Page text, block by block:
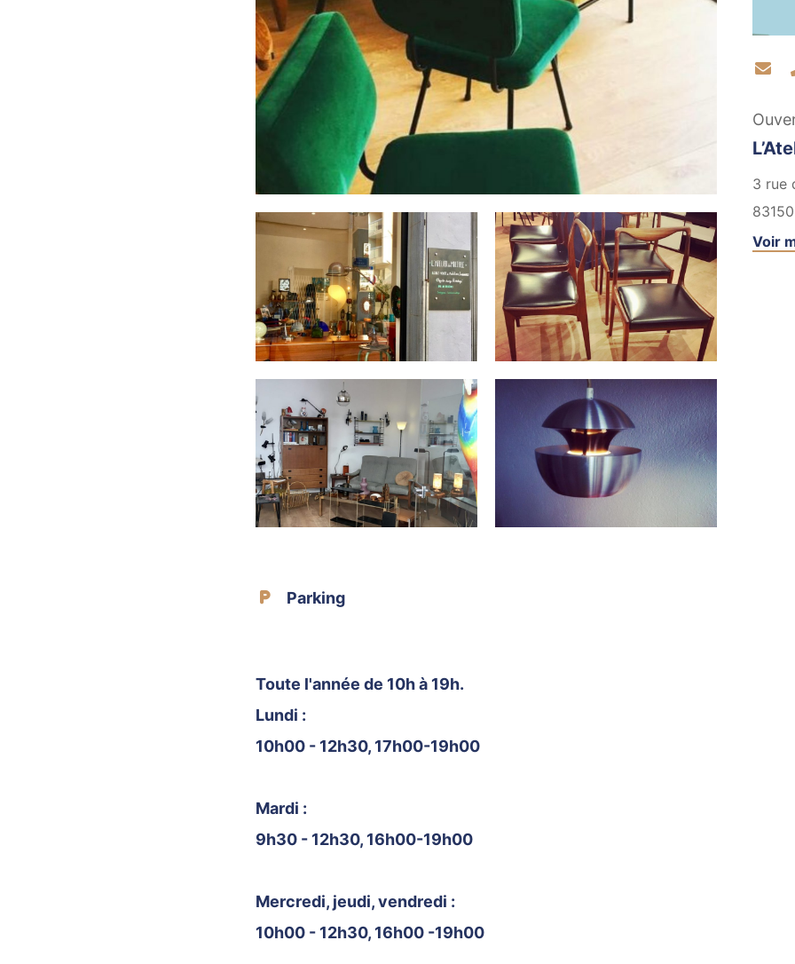
Parking
Toute l'année de 10h à 19h.
Lundi :
10h00 - 12h30, 17h00-19h00
Mardi :
9h30 - 12h30, 16h00-19h00
Mercredi, jeudi, vendredi :
10h00 - 12h30, 16h00 -19h00
3 rue
83150
Voir